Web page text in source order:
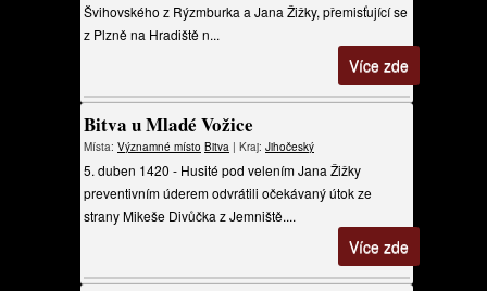
Švihovského z Rýzmburka a Jana Žižky, přemisťující se
z Plzně na Hradiště n...
Více zde
Bitva u Mladé Vožice
Místa: Významné místo Bitva | Kraj: Jihočeský
5. duben 1420 - Husité pod velením Jana Žižky
preventivním úderem odvrátili očekávaný útok ze
strany Mikeše Divůčka z Jemniště....
Více zde